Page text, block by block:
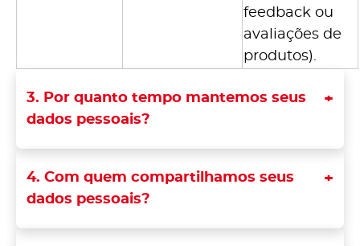
feedback ou
avaliações de
produtos).
3. Por quanto tempo mantemos seus
dados pessoais?
4. Com quem compartilhamos seus
dados pessoais?